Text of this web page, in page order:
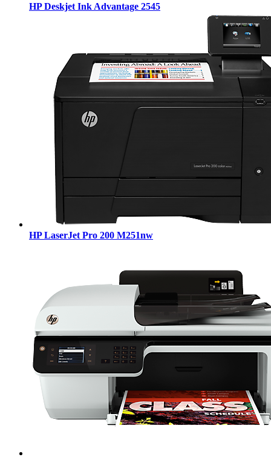
HP Deskjet Ink Advantage 2545
HP LaserJet Pro 200 M251nw